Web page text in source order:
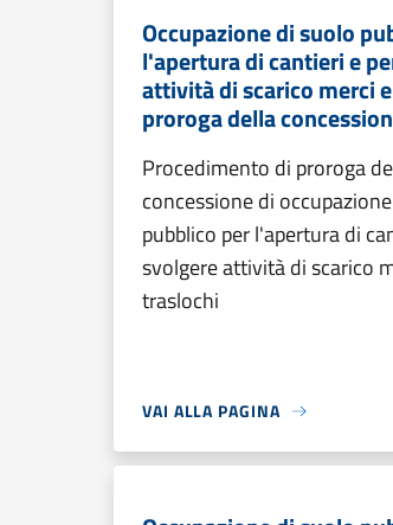
Occupazione di suolo
l'apertura di cantieri e
attività di scarico merci
proroga della
Procedimento di proroga
concessione di
pubblico per l'apertura di
svolgere attività di scarico
traslochi
VAI ALLA PAGINA